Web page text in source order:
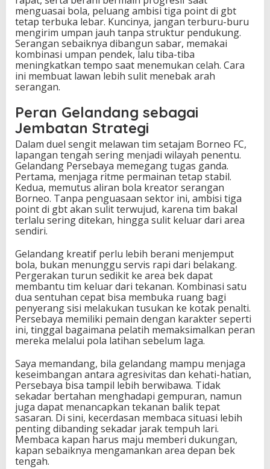
menguasai bola, peluang ambisi tiga point di gbt
tetap terbuka lebar. Kuncinya, jangan terburu-buru
mengirim umpan jauh tanpa struktur pendukung.
Serangan sebaiknya dibangun sabar, memakai
kombinasi umpan pendek, lalu tiba-tiba
meningkatkan tempo saat menemukan celah. Cara
ini membuat lawan lebih sulit menebak arah
serangan.
Peran Gelandang sebagai
Jembatan Strategi
Dalam duel sengit melawan tim setajam Borneo FC,
lapangan tengah sering menjadi wilayah penentu.
Gelandang Persebaya memegang tugas ganda.
Pertama, menjaga ritme permainan tetap stabil.
Kedua, memutus aliran bola kreator serangan
Borneo. Tanpa penguasaan sektor ini, ambisi tiga
point di gbt akan sulit terwujud, karena tim bakal
terlalu sering ditekan, hingga sulit keluar dari area
sendiri.
Gelandang kreatif perlu lebih berani menjemput
bola, bukan menunggu servis rapi dari belakang.
Pergerakan turun sedikit ke area bek dapat
membantu tim keluar dari tekanan. Kombinasi satu
dua sentuhan cepat bisa membuka ruang bagi
penyerang sisi melakukan tusukan ke kotak penalti.
Persebaya memiliki pemain dengan karakter seperti
ini, tinggal bagaimana pelatih memaksimalkan peran
mereka melalui pola latihan sebelum laga.
Saya memandang, bila gelandang mampu menjaga
keseimbangan antara agresivitas dan kehati-hatian,
Persebaya bisa tampil lebih berwibawa. Tidak
sekadar bertahan menghadapi gempuran, namun
juga dapat menancapkan tekanan balik tepat
sasaran. Di sini, kecerdasan membaca situasi lebih
penting dibanding sekadar jarak tempuh lari.
Membaca kapan harus maju memberi dukungan,
kapan sebaiknya mengamankan area depan bek
tengah.